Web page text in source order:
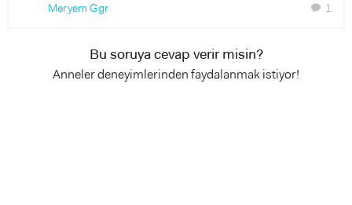
Meryem Ggr chat 1
Bu soruya cevap verir misin?
Anneler deneyimlerinden faydalanmak istiyor!